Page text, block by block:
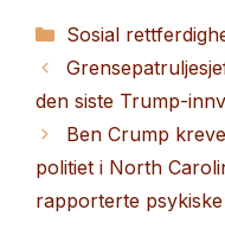
Kategorier
Sosial
den siste Trump-
Ben Crump
politiet i North
rapporterte